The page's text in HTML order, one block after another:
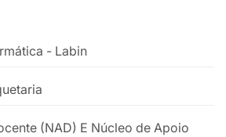
- Labin
(NAD) E Núcleo de Apoio